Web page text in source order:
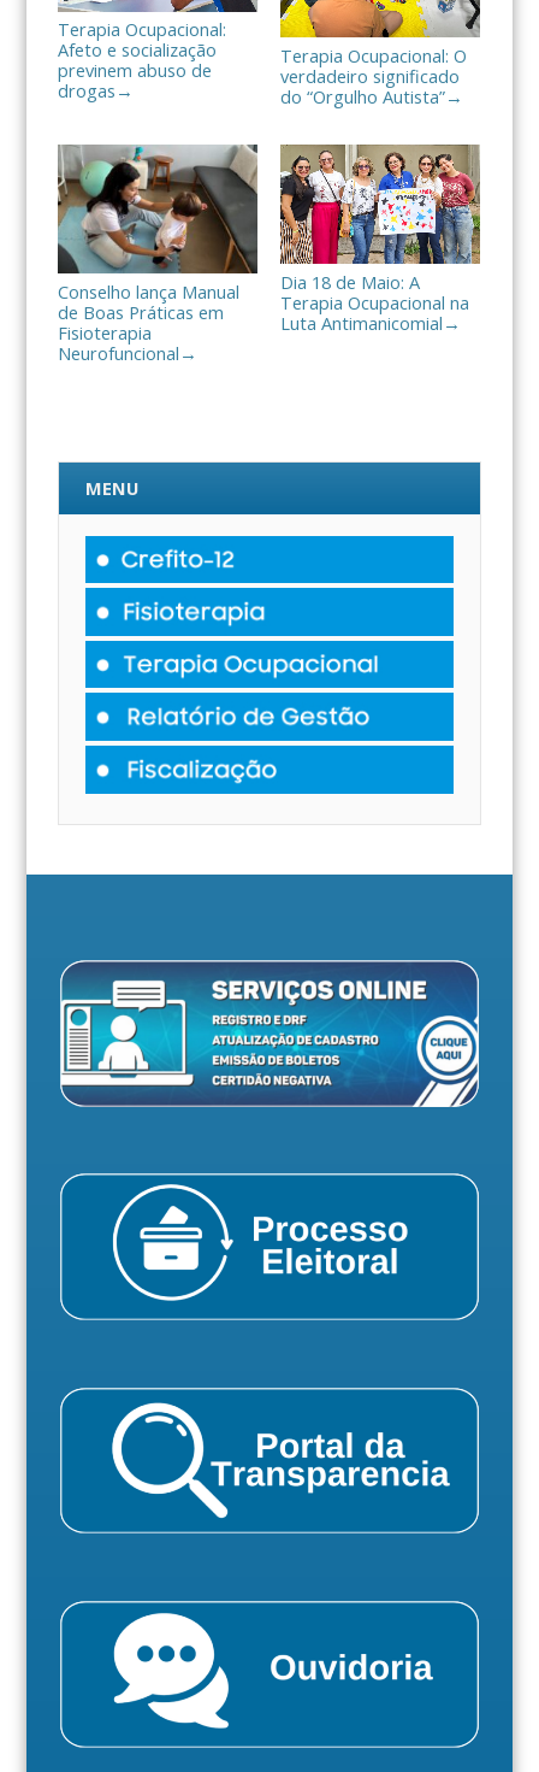
Terapia Ocupacional:
Afeto e socialização
previnem abuso de
drogas →
Terapia Ocupacional: O
verdadeiro significado
do “Orgulho Autista”→
Conselho lança Manual
de Boas Práticas em
Fisioterapia
Neurofuncional →
Dia 18 de Maio: A
Terapia Ocupacional na
Luta Antimanicomial →
MENU